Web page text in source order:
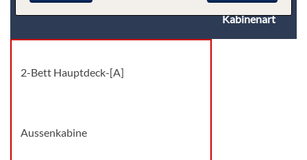
Kabinenart
2-Bett Hauptdeck-[A]
Aussenkabine